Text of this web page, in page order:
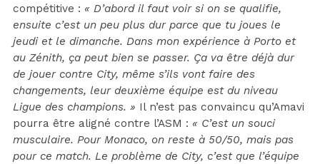
compétitive : « D’abord il faut voir si on se qualifie,
ensuite c’est un peu plus dur parce que tu joues le
jeudi et le dimanche. Dans mon expérience à Porto et
au Zénith, ça peut bien se passer. Ça va être déjà dur
de jouer contre City, même s’ils vont faire des
changements, leur deuxième équipe est du niveau
Ligue des champions. » Il n’est pas convaincu qu’Amavi
pourra être aligné contre l’ASM : « C’est un souci
musculaire. Pour Monaco, on reste à 50/50, mais pas
pour ce match. Le problème de City, c’est que l’équipe